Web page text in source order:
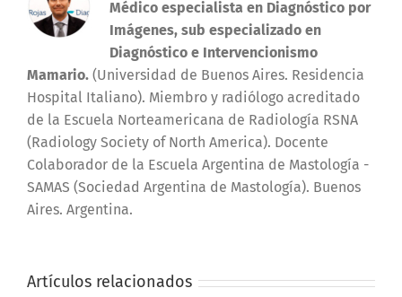
Médico especialista en Diagnóstico por
Imágenes, sub especializado en
Diagnóstico e Intervencionismo
Mamario. (Universidad de Buenos Aires. Residencia
Hospital Italiano). Miembro y radiólogo acreditado
de la Escuela Norteamericana de Radiología RSNA
(Radiology Society of North America). Docente
Colaborador de la Escuela Argentina de Mastología -
SAMAS (Sociedad Argentina de Mastología). Buenos
Aires. Argentina.
Artículos relacionados